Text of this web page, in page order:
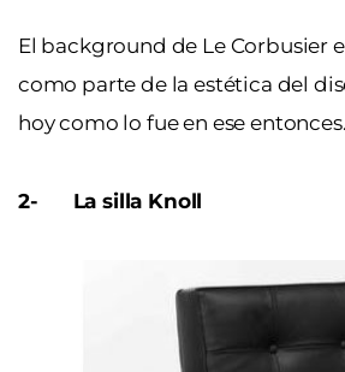
El background de Le Corbusier
como parte de la estética del
hoy como lo fue en ese entonces.
2- La silla Knoll